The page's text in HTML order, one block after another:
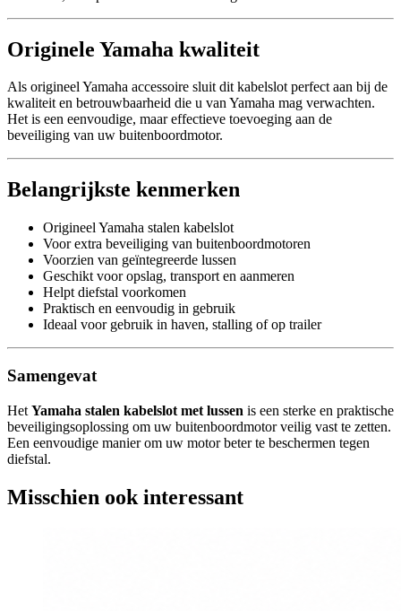
Originele Yamaha kwaliteit
Als origineel Yamaha accessoire sluit dit kabelslot perfect aan bij de
kwaliteit en betrouwbaarheid die u van Yamaha mag verwachten.
Het is een eenvoudige, maar effectieve toevoeging aan de
beveiliging van uw buitenboordmotor.
Belangrijkste kenmerken
Origineel Yamaha stalen kabelslot
Voor extra beveiliging van buitenboordmotoren
Voorzien van geïntegreerde lussen
Geschikt voor opslag, transport en aanmeren
Helpt diefstal voorkomen
Praktisch en eenvoudig in gebruik
Ideaal voor gebruik in haven, stalling of op trailer
Samengevat
Het Yamaha stalen kabelslot met lussen is een sterke en praktische
beveiligingsoplossing om uw buitenboordmotor veilig vast te zetten.
Een eenvoudige manier om uw motor beter te beschermen tegen
diefstal.
Misschien ook interessant